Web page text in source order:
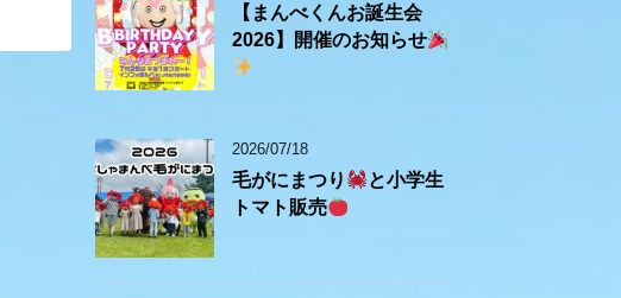
【まんべくんお誕生会
2026】開催のお知らせ
2026/07/18
毛がにまつり
と小学生
トマト販売